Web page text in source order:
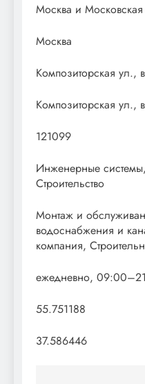
Москва и Московская
Москва
Композиторская ул.,
Композиторская ул.,
121099
Инженерные
Строительство
Монтаж и
водоснабжения и
компания,
ежедневно,
55.751188
37.586446